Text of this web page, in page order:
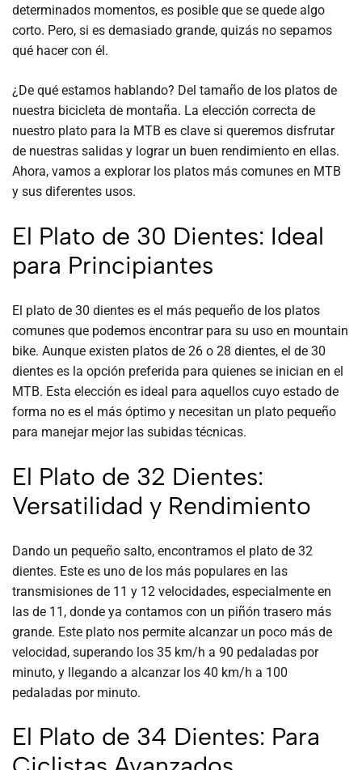
determinados momentos, es posible que se quede algo
corto. Pero, si es demasiado grande, quizás no sepamos
qué hacer con él.
¿De qué estamos hablando? Del tamaño de los platos de
nuestra bicicleta de montaña. La elección correcta de
nuestro plato para la MTB es clave si queremos disfrutar
de nuestras salidas y lograr un buen rendimiento en ellas.
Ahora, vamos a explorar los platos más comunes en MTB
y sus diferentes usos.
El Plato de 30 Dientes: Ideal
para Principiantes
El plato de 30 dientes es el más pequeño de los platos
comunes que podemos encontrar para su uso en mountain
bike. Aunque existen platos de 26 o 28 dientes, el de 30
dientes es la opción preferida para quienes se inician en el
MTB. Esta elección es ideal para aquellos cuyo estado de
forma no es el más óptimo y necesitan un plato pequeño
para manejar mejor las subidas técnicas.
El Plato de 32 Dientes:
Versatilidad y Rendimiento
Dando un pequeño salto, encontramos el plato de 32
dientes. Este es uno de los más populares en las
transmisiones de 11 y 12 velocidades, especialmente en
las de 11, donde ya contamos con un piñón trasero más
grande. Este plato nos permite alcanzar un poco más de
velocidad, superando los 35 km/h a 90 pedaladas por
minuto, y llegando a alcanzar los 40 km/h a 100
pedaladas por minuto.
El Plato de 34 Dientes: Para